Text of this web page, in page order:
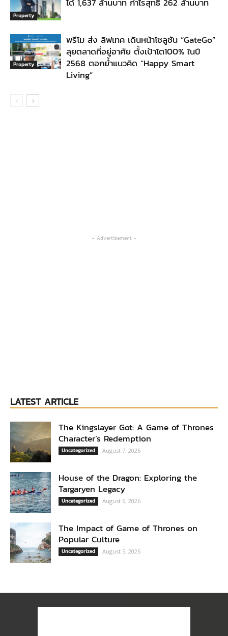
Property
Property
พรีโม ส่ง ลิฟเทค เดินหน้าโซลูชัน “GateGo”
ลุยตลาดที่อยู่อาศัย ตั้งเป้าโต100% ในปี
2568 ตอกย้ำแนวคิด “Happy Smart
Living”
- Advertisement -
LATEST ARTICLE
The Kingslayer Got: A Game of Thrones
Character’s Redemption
Uncategorized August 7, 2026
House of the Dragon: Exploring the
Targaryen Legacy
Uncategorized August 6, 2026
The Impact of Game of Thrones on
Popular Culture
Uncategorized August 5, 2026